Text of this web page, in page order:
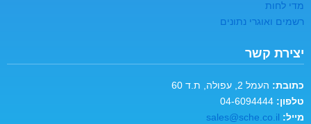
מדי לחות
רשמים ואוגרי נתונים
יצירת קשר
כתובת: העמל 2, עפולה, ת.ד 60
טלפון:
מייל: sales@sche.co.il